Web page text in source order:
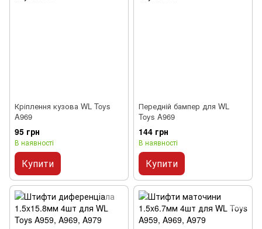
Кріплення кузова WL Toys
A969
95 грн
В наявності
Купити
Передній бампер для WL
Toys A969
144 грн
В наявності
Купити